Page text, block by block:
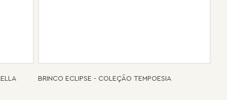
BRINCO ECLIPSE - COLEÇÃO TEMPOESIA